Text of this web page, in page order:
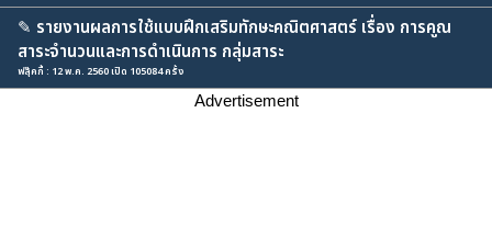
✎ รายงานผลการใช้แบบฝึกเสริมทักษะคณิตศาสตร์ เรื่อง การคูณ
สาระจำนวนและการดำเนินการ กลุ่มสาระ
ฟลุ๊คกี้ : 12 พ.ค. 2560 เปิด 105084 ครั้ง
Advertisement